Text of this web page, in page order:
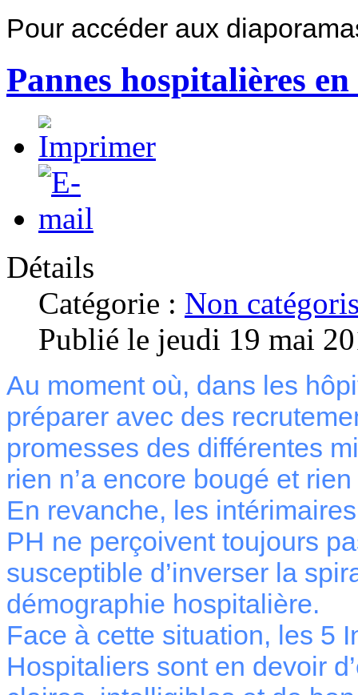
Pour accéder aux
Pannes hospitalières
Détails
Catégorie : Non
Publié le jeudi 19 mai
Au moment où, dans les
préparer avec des
promesses des différentes
rien n’a encore bougé et
En revanche, les
PH ne perçoivent toujours
susceptible d’inverser la
démographie hospitalière.
Face à cette situation, les 5
Hospitaliers sont en devoir